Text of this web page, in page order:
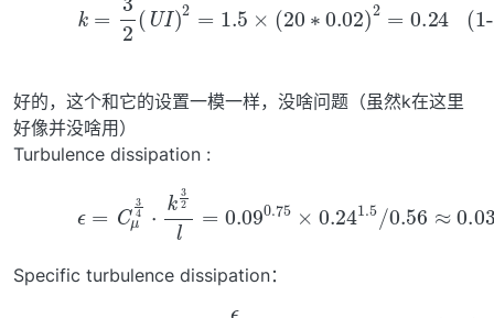
=32 (UI)2=1.5× (20∗ 0.02)2= 0.24
好的，这个和它的设置一模一样，没啥问题（虽然k在这里
好像并没啥用）
Turbulence dissipation :
Cμ 34 k32 l= 0.090.75×0.241.5/
0.56≈0.0345
Specific turbulence dissipation：